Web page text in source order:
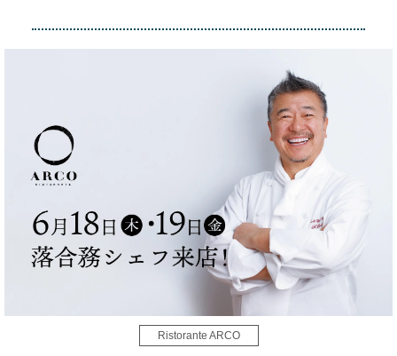
Ristorante ARCO